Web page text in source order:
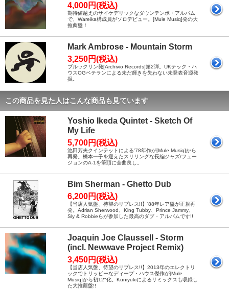
4,000円(税込)
期待値越えのサイケデリックなダウンテンポ・アルバム
で、Wareika構成員がソロデビュー。[Mule Musiq]発の大
推薦盤！
Mark Ambrose - Mountain Storm
3,250円(税込)
ブルックリン発[Archivio Records]第2弾。UKテック・ハ
ウスOGベテランによる未だ輝きを失わない未発表音源発
掘。
この商品を見た人はこんな商品も見ています
Yoshio Ikeda Quintet - Sketch Of
My Life
5,700円(税込)
池田芳夫クインテットによる'78年作が[Mule Musiq]から
再発。橋本一子を迎えたスリリングな長編ジャズ/フュー
ジョンのA-1を筆頭に全曲良し。
Bim Sherman - Ghetto Dub
6,200円(税込)
【当店人気盤、待望のリプレス!!】'88年レア盤が正規再
発。Adrian Sherwood、King Tubby、Prince Jammy、
Sly & Robbieらが参加した最高のダブ・アルバムです!!
Joaquin Joe Claussell - Storm
(incl. Newwave Project Remix)
3,450円(税込)
【当店人気盤、待望のリプレス!!】2013年のエレクトリ
ックでトリッピーなディープ・ハウス傑作が[Mule
Musiq]から初12"化。Kuniyukiによるリミックスも収録し
た大推薦盤!!